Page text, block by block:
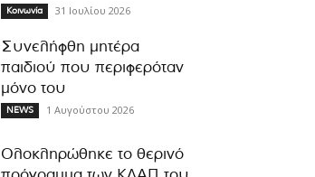
Κοινωνία 31 Ιουλίου 2026
Συνελήφθη μητέρα
παιδιού που περιφερόταν
μόνο του
NEWS 1 Αυγούστου 2026
Ολοκληρώθηκε το θερινό